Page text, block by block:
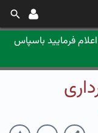
فرمایید باسپاس